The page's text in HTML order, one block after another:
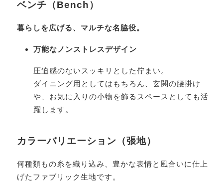
ベンチ（Bench）
暮らしを広げる、マルチな名脇役。
万能なノンストレスデザイン
圧迫感のないスッキリとした佇まい。
ダイニング用としてはもちろん、玄関の腰掛け
や、お気に入りの小物を飾るスペースとしても活
躍します。
カラーバリエーション（張地）
何種類もの糸を織り込み、豊かな表情と風合いに仕上
げたファブリック生地です。